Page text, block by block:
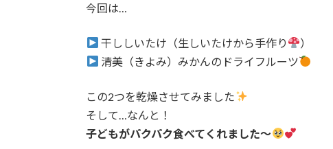
今回は…
干ししいたけ（生しいたけから手作り
）
清美（きよみ）みかんのドライフルーツ
この2つを乾燥させてみました
そして…なんと！
子どもがパクパク食べてくれました〜